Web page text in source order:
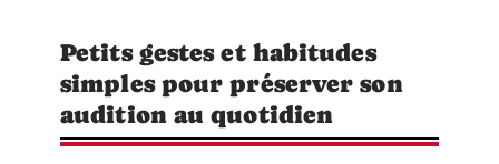
Petits gestes et habitudes
simples pour préserver son
audition au quotidien